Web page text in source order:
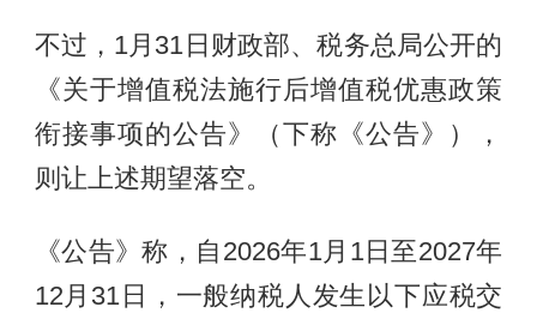
不过，1月31日财政部、税务总局公开的
《关于增值税法施行后增值税优惠政策
衔接事项的公告》（下称《公告》），
则让上述期望落空。
《公告》称，自2026年1月1日至2027年
12月31日，一般纳税人发生以下应税交